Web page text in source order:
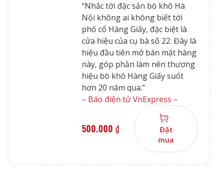
“Nhắc tới đặc sản bò khô Hà
Nội không ai không biết tới
phố cổ Hàng Giấy, đặc biệt là
cửa hiệu của cụ bà số 22. Đây là
hiệu đầu tiên mở bán mặt hàng
này, góp phần làm nên thương
hiệu bò khô Hàng Giấy suốt
hơn 20 năm qua.”
– Báo điện tử VnExpress –
500.000 ₫
Đặt
mua